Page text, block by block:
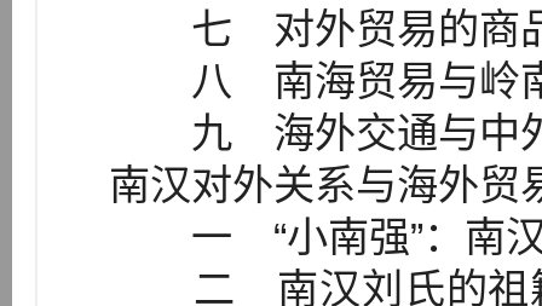
七 对外贸易的商
八 南海贸易与岭南
九 海外交通与中
南汉对外关系与海外贸
一 “小南强”：南汉
二 南汉刘氏的祖籍